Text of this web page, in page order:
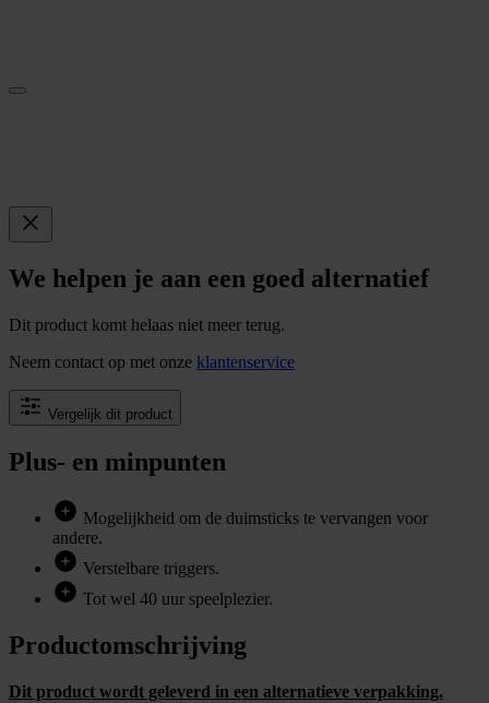
We helpen je aan een goed alternatief
Dit product komt helaas niet meer terug.
Neem contact op met onze klantenservice
Vergelijk dit product
Plus- en minpunten
Mogelijkheid om de duimsticks te vervangen voor
andere.
Verstelbare triggers.
Tot wel 40 uur speelplezier.
Productomschrijving
Dit product wordt geleverd in een alternatieve verpakking.